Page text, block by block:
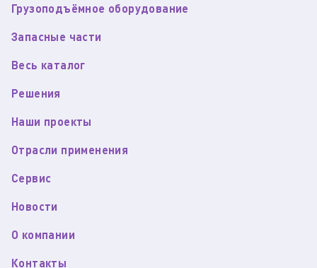
Грузоподъёмное оборудование
Запасные части
Весь каталог
Решения
Наши проекты
Отрасли применения
Сервис
Новости
О компании
Контакты